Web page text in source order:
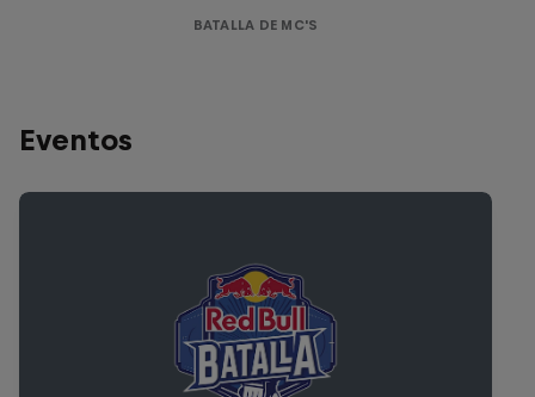
BATALLA DE MC'S
Eventos